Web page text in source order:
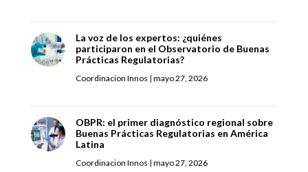
La voz de los expertos: ¿quiénes
participaron en el Observatorio de Buenas
Prácticas Regulatorias?
Coordinacion Innos | mayo 27, 2026
OBPR: el primer diagnóstico regional sobre
Buenas Prácticas Regulatorias en América
Latina
Coordinacion Innos | mayo 27, 2026